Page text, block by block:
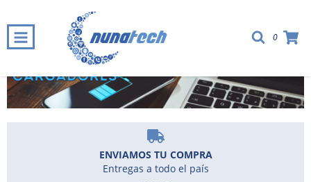
0
· 3 Y 6 CUOTAS SIN INTERÉS ·
ENVIAMOS TU COMPRA
Entregas a todo el país